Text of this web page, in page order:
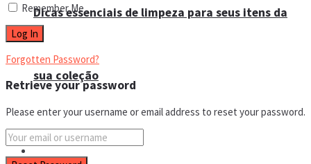
Dicas essenciais de limpeza para seus itens da
sua coleção
Remember Me
Forgotten Password?
Retrieve your password
Please enter your username or email address to reset your password.